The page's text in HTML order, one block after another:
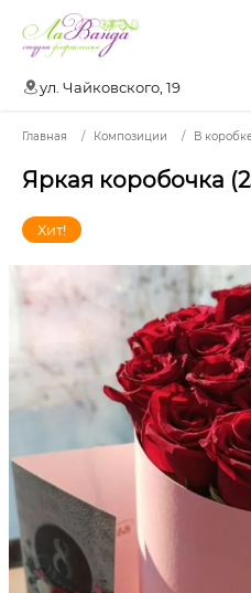
ул. Чайковского, 19
Главная Композиции В
Яркая коробочка
Хит!